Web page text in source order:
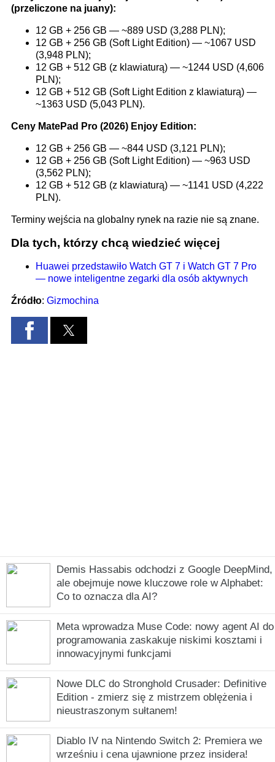
Demis Hassabis odchodzi z Google DeepMind,
ale obejmuje nowe kluczowe role w Alphabet:
Co to oznacza dla AI?
Meta wprowadza Muse Code: nowy agent AI do
programowania zaskakuje niskimi kosztami i
innowacyjnymi funkcjami
Nowe DLC do Stronghold Crusader: Definitive
Edition - zmierz się z mistrzem oblężenia i
nieustraszonym sułtanem!
Diablo IV na Nintendo Switch 2: Premiera we
wrześniu i cena ujawnione przez insidera!